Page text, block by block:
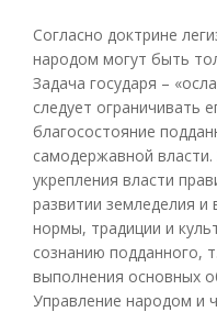
Согласно доктрине
народом могут быть
Задача государя –
следует ограничивать
благосостояние
самодержавной
укрепления власти
развитии земледелия
нормы, традиции и
сознанию подданного,
выполнения основных
Управление народом и